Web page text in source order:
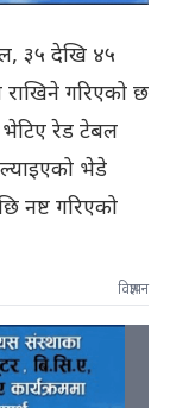
३५ देखि ४५
राखिने गरिएको छ
भेटिए रेड टेबल
भेडे
नष्ट गरिएको
विज्ञापन